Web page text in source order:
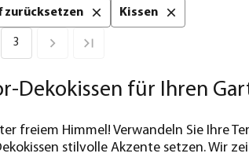
zurücksetzen
Kissen
3
Dekokissen für Ihren
freiem Himmel! Verwandeln Sie Ihre
stilvolle Akzente setzen. Wir